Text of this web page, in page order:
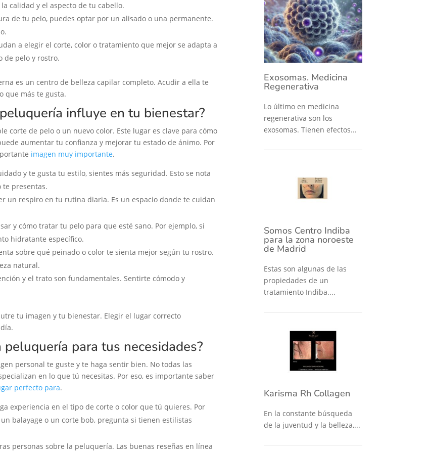
calidad y el aspecto de tu cabello.
de tu pelo, puedes optar por un alisado o una permanente.
a elegir el corte, color o tratamiento que mejor se adapta a
de pelo y rostro.
es un centro de belleza capilar completo. Acudir a ella te
que más te gusta.
influye en tu bienestar?
corte de pelo o un nuevo color. Este lugar es clave para cómo
aumentar tu confianza y mejorar tu estado de ánimo. Por
imagen muy importante.
y te gusta tu estilo, sientes más seguridad. Esto se nota
presentas.
un respiro en tu rutina diaria. Es un espacio donde te cuidan
y cómo tratar tu pelo para que esté sano. Por ejemplo, si
hidratante específico.
sobre qué peinado o color te sienta mejor según tu rostro.
natural.
y el trato son fundamentales. Sentirte cómodo y
tu imagen y tu bienestar. Elegir el lugar correcto
para tus necesidades?
personal te guste y te haga sentir bien. No todas las
en lo que tú necesitas. Por eso, es importante saber
perfecto para.
experiencia en el tipo de corte o color que tú quieres. Por
balayage o un corte bob, pregunta si tienen estilistas
personas sobre la peluquería. Las buenas reseñas en línea
Exosomas. Medicina
Regenerativa
Lo último en medicina
regenerativa son los
exosomas. Tienen efectos...
Somos Centro Indiba
para la zona noroeste
de Madrid
Estas son algunas de las
propiedades de un
tratamiento Indiba....
Karisma Rh Collagen
En la constante búsqueda
de la juventud y la belleza,...